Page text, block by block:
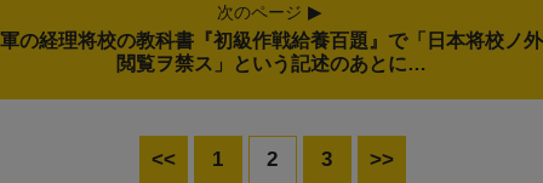
次のページ
軍の経理将校の教科書『初級作戦給養百題』で「日本将校ノ外
閲覧ヲ禁ス」という記述のあとに…
<< 1 2 3 >>